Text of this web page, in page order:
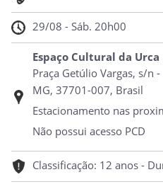
29/08 - Sáb. 20h00
Espaço Cultural da Urca
Praça Getúlio Vargas, s/n
MG, 37701-007, Brasil
Estacionamento nas
Não possui acesso PCD
Classificação: 12 anos -